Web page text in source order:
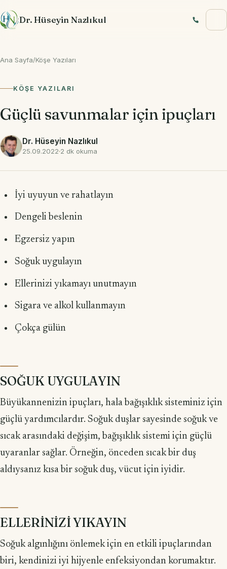
Dr. Hüseyin Nazlıkul
Ana Sayfa/Köşe Yazıları
KÖŞE YAZILARI
Güçlü savunmalar için ipuçları
Dr. Hüseyin Nazlıkul
25.09.2022 2 dk okuma
İyi uyuyun ve rahatlayın
Dengeli beslenin
Egzersiz yapın
Soğuk uygulayın
Ellerinizi yıkamayı unutmayın
Sigara ve alkol kullanmayın
Çokça gülün
SOĞUK UYGULAYIN
Büyükannenizin ipuçları, hala bağışıklık sisteminiz için
güçlü yardımcılardır. Soğuk duşlar sayesinde soğuk ve
sıcak arasındaki değişim, bağışıklık sistemi için güçlü
uyaranlar sağlar. Örneğin, önceden sıcak bir duş
aldıysanız kısa bir soğuk duş, vücut için iyidir.
ELLERİNİZİ YIKAYIN
Soğuk algınlığını önlemek için en etkili ipuçlarından
biri, kendinizi iyi hijyenle enfeksiyondan korumaktır.